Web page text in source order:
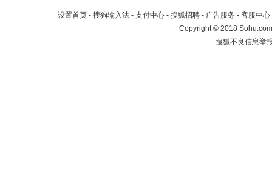
设置首页 - 搜狗输入法 - 支付中心 - 搜狐招聘 - 广告服务 - 客服中心
Copyright©2018
搜狐不良信息举